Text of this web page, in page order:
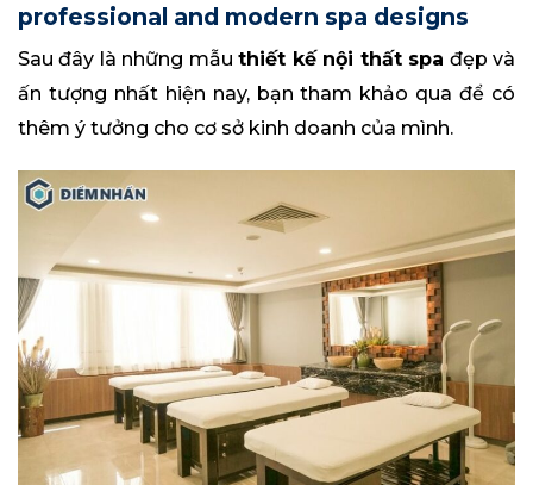
professional and modern spa designs
Sau đây là những mẫuthiết kế nội thất spa đẹp và
ấn tượng nhất hiện nay, bạn tham khảo qua để có
thêm ý tưởng cho cơ sở kinh doanh của mình.